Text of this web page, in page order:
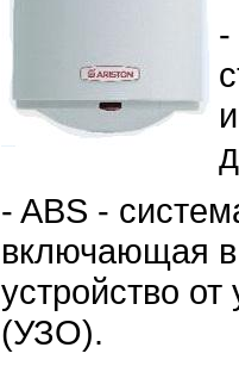
- ABS -
включающая
устройство
(УЗО).